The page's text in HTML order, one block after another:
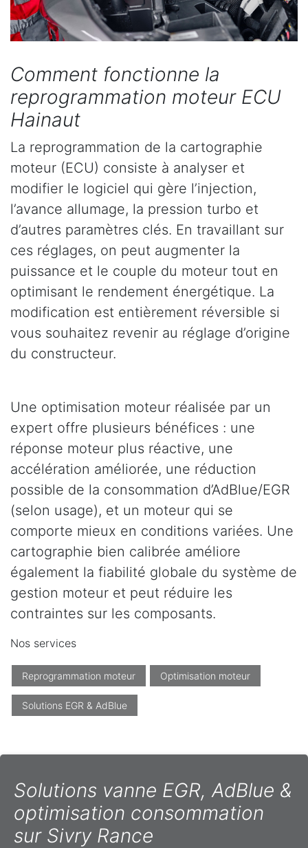
Comment fonctionne la
reprogrammation moteur ECU
Hainaut
La reprogrammation de la cartographie
moteur (ECU) consiste à analyser et
modifier le logiciel qui gère l’injection,
l’avance allumage, la pression turbo et
d’autres paramètres clés. En travaillant sur
ces réglages, on peut augmenter la
puissance et le couple du moteur tout en
optimisant le rendement énergétique. La
modification est entièrement réversible si
vous souhaitez revenir au réglage d’origine
du constructeur.
Une optimisation moteur réalisée par un
expert offre plusieurs bénéfices : une
réponse moteur plus réactive, une
accélération améliorée, une réduction
possible de la consommation d’AdBlue/EGR
(selon usage), et un moteur qui se
comporte mieux en conditions variées. Une
cartographie bien calibrée améliore
également la fiabilité globale du système de
gestion moteur et peut réduire les
contraintes sur les composants.
Nos services
Reprogrammation moteur Optimisation moteur
Solutions EGR & AdBlue
Solutions vanne EGR, AdBlue &
optimisation consommation
sur Sivry Rance